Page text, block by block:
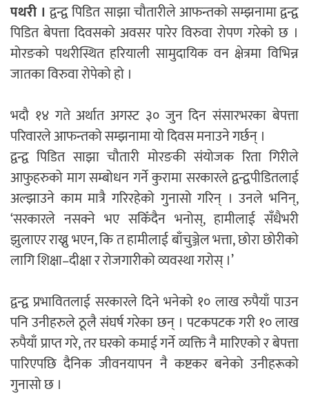
पथरी । द्वन्द्व पिडित साझा चौतारीले आफन्तको सम्झनामा द्वन्द्व
पिडित बेपत्ता दिवसको अवसर पारेर विरुवा रोपण गरेको छ ।
मोरङको पथरीस्थित हरियाली सामुदायिक वन क्षेत्रमा विभिन्न
जातका विरुवा रोपेको हो ।
भदौ १४ गते अर्थात अगस्ट ३० जुन दिन संसारभरका बेपत्ता
परिवारले आफन्तको सम्झनामा यो दिवस मनाउने गर्छन् ।
द्वन्द्व पिडित साझा चौतारी मोरङकी संयोजक रिता गिरीले
आफुहरुको माग सम्बोधन गर्ने कुरामा सरकारले द्वन्द्वपीडितलाई
अल्झाउने काम मात्रै गरिरहेको गुनासो गरिन् । उनले भनिन्,
‘सरकारले नसक्ने भए सकिँदैन भनोस्, हामीलाई सँधैभरी
झुलाएर राख्नु भएन, कि त हामीलाई बाँचुञ्जेल भत्ता, छोरा छोरीको
लागि शिक्षा–दीक्षा र रोजगारीको व्यवस्था गरोस् ।’
द्वन्द्व प्रभावितलाई सरकारले दिने भनेको १० लाख रुपैयाँ पाउन
पनि उनीहरुले ठूलै संघर्ष गरेका छन् । पटकपटक गरी १० लाख
रुपैयाँ प्राप्त गरे, तर घरको कमाई गर्ने व्यक्ति नै मारिएको र बेपत्ता
पारिएपछि दैनिक जीवनयापन नै कष्टकर बनेको उनीहरूको
गुनासो छ ।